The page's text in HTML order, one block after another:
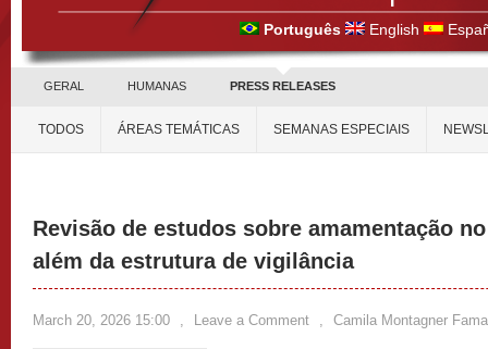
Português English
GERAL HUMANAS PRESS RELEASES
TODOS ÁREAS TEMÁTICAS SEMANAS ESPECIAIS
Revisão de estudos sobre amamentação
além da estrutura de vigilância
March 20, 2026 15:00 , Leave a Comment , Camila Montagner Fama